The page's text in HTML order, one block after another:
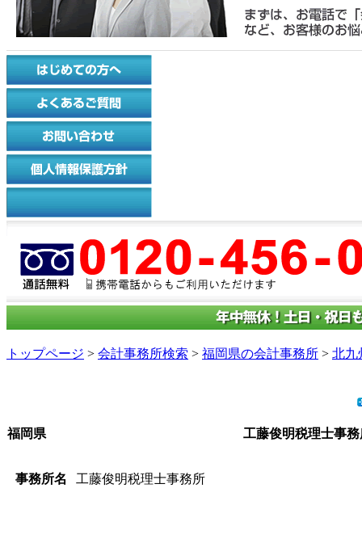
トップページ > 会計事務所検索 > 福岡県の会計事務所 > 北九
福岡県 工藤俊明税理士事務
事務所名 工藤俊明税理士事務所